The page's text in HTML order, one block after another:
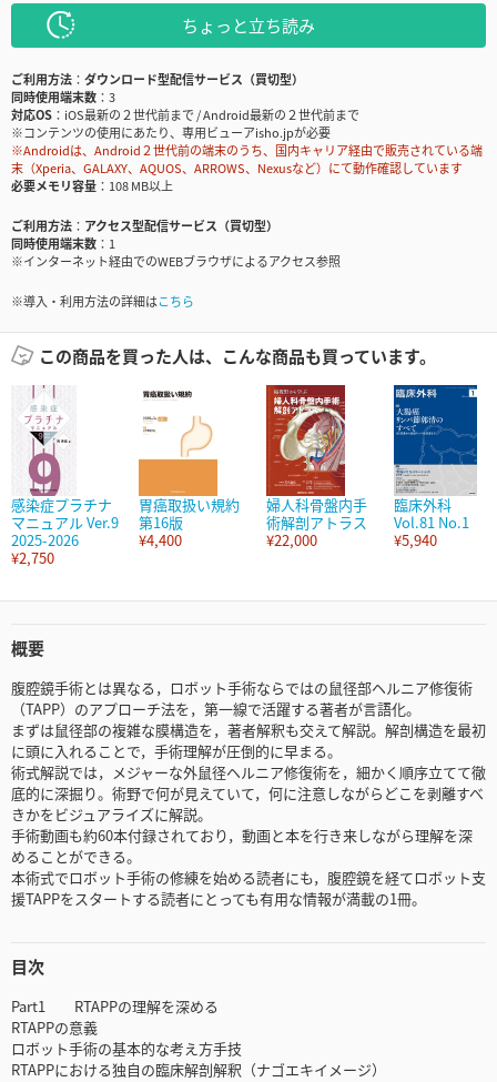
ちょっと立ち読み
ご利用方法
ダウンロード型配信サービス（買切型）
同時使用端末数
3
対応OS
iOS最新の２世代前まで / Android最新の２世代前まで
※コンテンツの使用にあたり、専用ビューアisho.jpが必要
※Androidは、Android２世代前の端末のうち、国内キャリア経由で販売されている端
末（Xperia、GALAXY、AQUOS、ARROWS、Nexusなど）にて動作確認しています
必要メモリ容量
108 MB以上
ご利用方法
アクセス型配信サービス（買切型）
同時使用端末数
1
※インターネット経由でのWEBブラウザによるアクセス参照
※導入・利用方法の詳細はこちら
この商品を買った人は、こんな商品も買っています。
感染症プラチナ
マニュアル Ver.9
2025-2026
¥2,750
胃癌取扱い規約
第16版
¥4,400
婦人科骨盤内手
術解剖アトラス
¥22,000
臨床外科
Vol.81 No.1
¥5,940
概要
腹腔鏡手術とは異なる，ロボット手術ならではの鼠径部ヘルニア修復術
（TAPP）のアプローチ法を，第一線で活躍する著者が言語化。
まずは鼠径部の複雑な膜構造を，著者解釈も交えて解説。解剖構造を最初
に頭に入れることで，手術理解が圧倒的に早まる。
術式解説では，メジャーな外鼠径ヘルニア修復術を，細かく順序立てて徹
底的に深掘り。術野で何が見えていて，何に注意しながらどこを剥離すべ
きかをビジュアライズに解説。
手術動画も約60本付録されており，動画と本を行き来しながら理解を深
めることができる。
本術式でロボット手術の修練を始める読者にも，腹腔鏡を経てロボット支
援TAPPをスタートする読者にとっても有用な情報が満載の1冊。
目次
Part1 RTAPPの理解を深める
RTAPPの意義
ロボット手術の基本的な考え方手技
RTAPPにおける独自の臨床解剖解釈（ナゴエキイメージ）